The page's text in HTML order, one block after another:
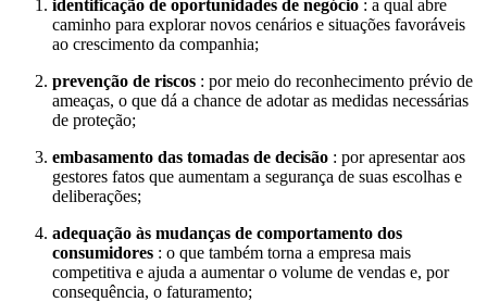
identificação de oportunidades de negócio : a qual abre
caminho para explorar novos cenários e situações favoráveis
ao crescimento da companhia;
prevenção de riscos : por meio do reconhecimento prévio de
ameaças, o que dá a chance de adotar as medidas necessárias
de proteção;
embasamento das tomadas de decisão : por apresentar aos
gestores fatos que aumentam a segurança de suas escolhas e
deliberações;
adequação às mudanças de comportamento dos
consumidores : o que também torna a empresa mais
competitiva e ajuda a aumentar o volume de vendas e, por
consequência, o faturamento;